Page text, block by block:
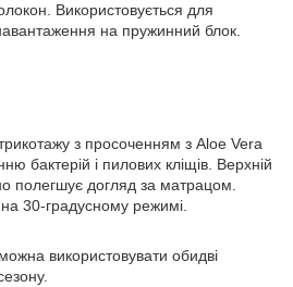
Використовується для
на пружинний блок.
з просоченням з Aloe Vera
бактерій і пилових кліщів. Верхній
полегшує догляд за матрацом.
30-градусному режимі.
використовувати обидві